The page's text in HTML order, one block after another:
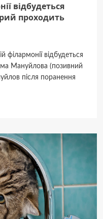
відбудеться
проходить
філармонії відбудеться
Мануйлова (позивний
після поранення